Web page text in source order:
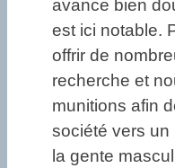
avance bien
est ici notable.
offrir de
recherche et
munitions afin
société vers un
la gente